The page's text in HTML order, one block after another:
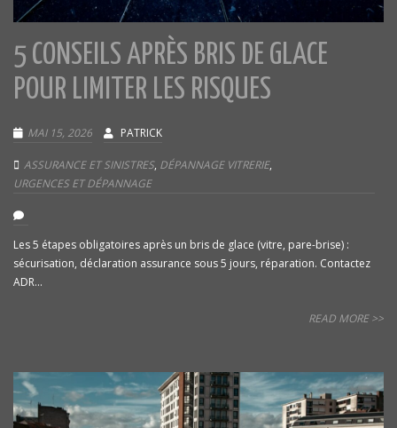
5 CONSEILS APRÈS BRIS DE GLACE
POUR LIMITER LES RISQUES
MAI 15, 2026 PATRICK
ASSURANCE ET SINISTRES, DÉPANNAGE VITRERIE,
URGENCES ET DÉPANNAGE
Les 5 étapes obligatoires après un bris de glace (vitre, pare-brise) :
sécurisation, déclaration assurance sous 5 jours, réparation. Contactez
ADR...
READ MORE >>